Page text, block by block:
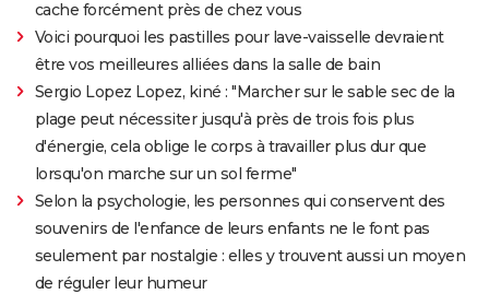
cache forcément près de chez vous
Voici pourquoi les pastilles pour lave-vaisselle devraient
être vos meilleures alliées dans la salle de bain
Sergio Lopez Lopez, kiné : "Marcher sur le sable sec de la
plage peut nécessiter jusqu'à près de trois fois plus
d'énergie, cela oblige le corps à travailler plus dur que
lorsqu'on marche sur un sol ferme"
Selon la psychologie, les personnes qui conservent des
souvenirs de l'enfance de leurs enfants ne le font pas
seulement par nostalgie : elles y trouvent aussi un moyen
de réguler leur humeur